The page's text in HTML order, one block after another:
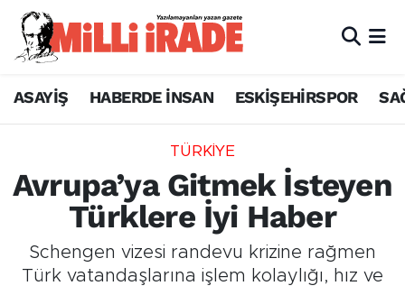
ASAYİŞ HABERDE İNSAN ESKİŞEHİRSPOR
TÜRKİYE
Avrupa’ya Gitmek İsteyen
Türklere İyi Haber
Schengen vizesi randevu krizine rağmen
Türk vatandaşlarına işlem kolaylığı, hız ve